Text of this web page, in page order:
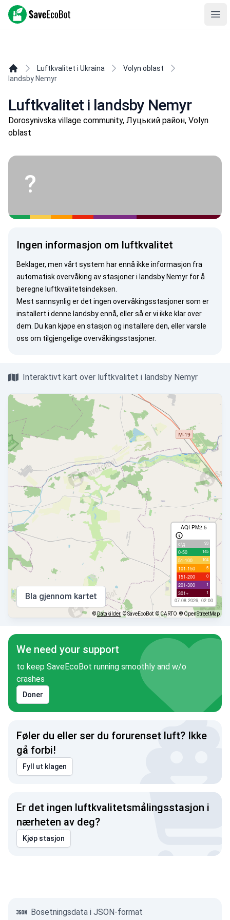
SaveEcoBot
Luftkvalitet i Ukraina
Volyn oblast
landsby Nemyr
Luftkvalitet i landsby Nemyr
Dorosynivska village community, Луцький район, Volyn
oblast
?
Ingen informasjon om luftkvalitet
Beklager, men vårt system har ennå ikke informasjon fra
automatisk overvåking av stasjoner i landsby Nemyr for å
beregne luftkvalitetsindeksen.
Mest sannsynlig er det ingen overvåkingsstasjoner som er
installert i denne landsby ennå, eller så er vi ikke klar over
dem. Du kan kjøpe en stasjon og installere den, ellervarsle
oss om tilgjengelige overvåkingsstasjoner.
Interaktivt kart over luftkvalitet i landsby Nemyr
AQI PM2.5
с/д 93
0-50 145
51-100 104
101-150 5
151-200 0
201-300 1
301+ 1
07.08.2026, 02:00
Bla gjennom kartet
©Datakilder © SaveEcoBot © CARTO © OpenStreetMap
We need your support
to keep SaveEcoBot running smoothly and w/o
crashes
Doner
Føler du eller ser du forurenset luft? Ikke
gå forbi!
Fyll ut klagen
Er det ingen luftkvalitetsmålingsstasjon i
nærheten av deg?
Kjøp stasjon
Bosetningsdata i JSON-format